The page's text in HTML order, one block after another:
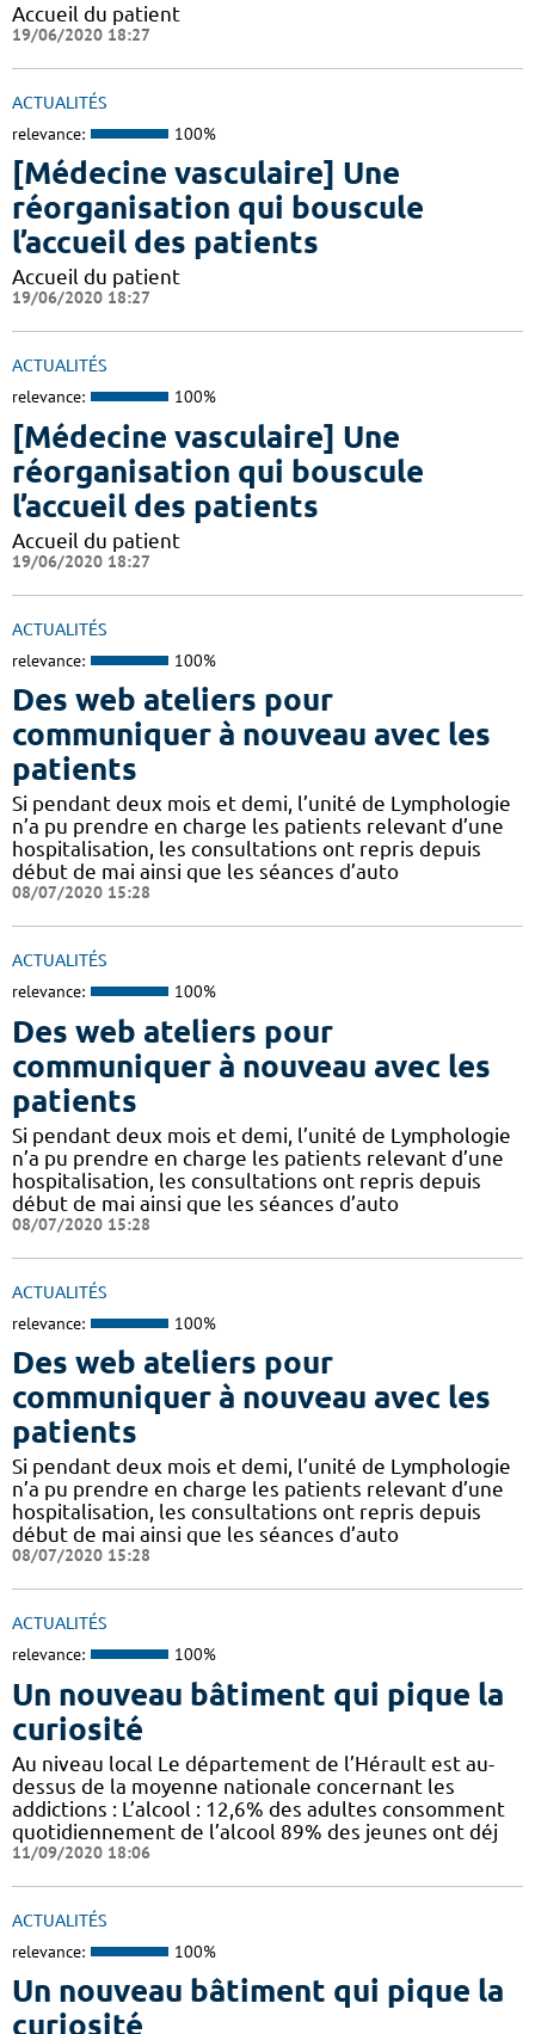
Accueil du patient
19/06/2020 18:27
ACTUALITÉS
relevance: 100%
[Médecine vasculaire] Une
réorganisation qui bouscule
l’accueil des patients
Accueil du patient
19/06/2020 18:27
ACTUALITÉS
relevance: 100%
[Médecine vasculaire] Une
réorganisation qui bouscule
l’accueil des patients
Accueil du patient
19/06/2020 18:27
ACTUALITÉS
relevance: 100%
Des web ateliers pour
communiquer à nouveau avec les
patients
Si pendant deux mois et demi, l’unité de Lymphologie
n’a pu prendre en charge les patients relevant d’une
hospitalisation, les consultations ont repris depuis
début de mai ainsi que les séances d’auto
08/07/2020 15:28
ACTUALITÉS
relevance: 100%
Des web ateliers pour
communiquer à nouveau avec les
patients
Si pendant deux mois et demi, l’unité de Lymphologie
n’a pu prendre en charge les patients relevant d’une
hospitalisation, les consultations ont repris depuis
début de mai ainsi que les séances d’auto
08/07/2020 15:28
ACTUALITÉS
relevance: 100%
Des web ateliers pour
communiquer à nouveau avec les
patients
Si pendant deux mois et demi, l’unité de Lymphologie
n’a pu prendre en charge les patients relevant d’une
hospitalisation, les consultations ont repris depuis
début de mai ainsi que les séances d’auto
08/07/2020 15:28
ACTUALITÉS
relevance: 100%
Un nouveau bâtiment qui pique la
curiosité
Au niveau local Le département de l’Hérault est au-
dessus de la moyenne nationale concernant les
addictions : L’alcool : 12,6% des adultes consomment
quotidiennement de l’alcool 89% des jeunes ont déj
11/09/2020 18:06
ACTUALITÉS
relevance: 100%
Un nouveau bâtiment qui pique la
curiosité